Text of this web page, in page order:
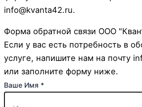
info@kvanta42.ru.
Форма обратной связи ООО
Если у вас есть потребность в
услуге, напишите нам на почту
или заполните форму ниже.
Ваше Имя *